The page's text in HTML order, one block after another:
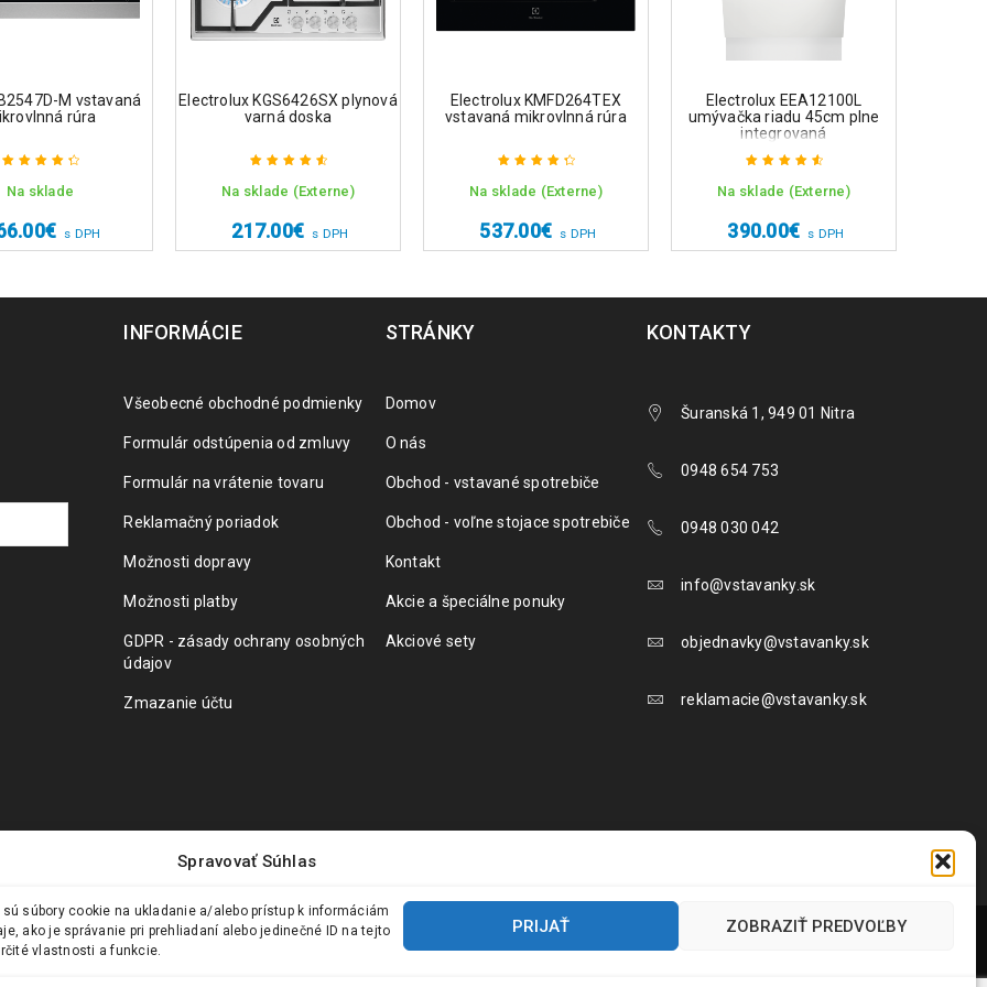
Spravovať Súhlas
súbory cookie na ukladanie a/alebo prístup k informáciám
ako je správanie pri prehliadaní alebo jedinečné ID na tejto
vlastnosti a funkcie.
PRIJAŤ ZOBRAZIŤ PREDVOĽBY
M vstavaná
rúra
Hodnotenie
Na sklade
€ s DPH
Electrolux KGS6426SX plynová
varná doska
Hodnotenie
Na sklade (Externe)
217.00€ s DPH
Electrolux KMFD264TEX
vstavaná mikrovlnná rúra
Hodnotenie
Na sklade (Externe)
537.00€ s DPH
Electrolux EEA12100L
umývačka riadu 45cm plne
integrovaná
Hodnotenie
Na sklade (Externe)
390.00€ s DPH
INFORMÁCIE
Všeobecné obchodné podmienky
Formulár odstúpenia od zmluvy
Formulár na vrátenie tovaru
Reklamačný poriadok
Možnosti dopravy
Možnosti platby
GDPR - zásady ochrany osobných
údajov
Zmazanie účtu
STRÁNKY
Domov
O nás
Obchod - vstavané spotrebiče
Obchod - voľne stojace spotrebiče
Kontakt
Akcie a špeciálne ponuky
Akciové sety
KONTAKTY
Šuranská 1, 949 01 Nitra
0948 654 753
0948 030 042
info@vstavanky.sk
objednavky@vstavanky.sk
reklamacie@vstavanky.sk